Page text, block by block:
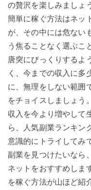
の贅沢を楽しみましょう
簡単に稼ぐ方法はネッ
が、その中には危ない
う焦ることなく選ぶこ
唐突にびっくりするよ
く、今までの収入に多
に、無理をしない範囲
をチョイスしましょう。
収入を今より増やして
ら、人気副業ランキン
意識的にトライしてみ
副業を見つけたいなら
ネットをおすすめしま
を稼ぐ方法が山ほど紹